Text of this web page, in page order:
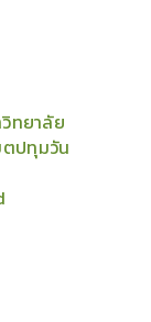
ทยาลัย
ตปทุมวัน